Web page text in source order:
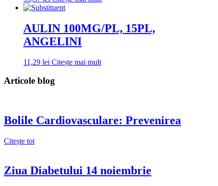
AULIN 100MG/PL, 15PL,
ANGELINI
11,29 lei Citește mai mult
Articole blog
Bolile Cardiovasculare: Prevenirea
Citește tot
Ziua Diabetului 14 noiembrie